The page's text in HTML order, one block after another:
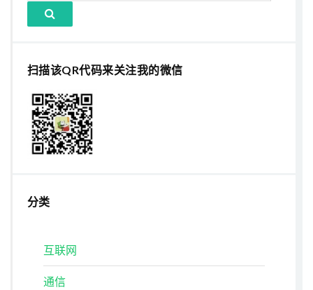
扫描该QR代码来关注我的微信
分类
互联网
通信